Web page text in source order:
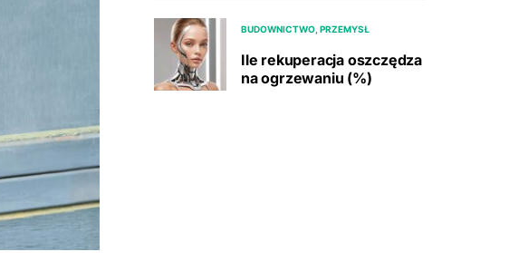
BUDOWNICTWO, PRZEMYSŁ
Ile rekuperacja oszczędza
na ogrzewaniu (%)